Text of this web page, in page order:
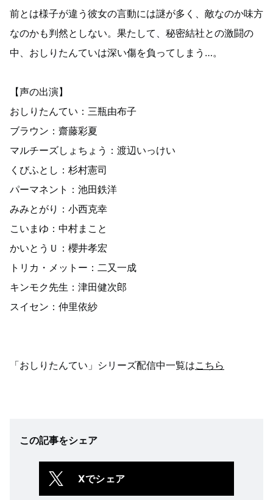
前とは様子が違う彼女の言動には謎が多く、敵なのか味方
なのかも判然としない。果たして、秘密結社との激闘の
中、おしりたんていは深い傷を負ってしまう…。
【声の出演】
おしりたんてい：三瓶由布子
ブラウン：齋藤彩夏
マルチーズしょちょう：渡辺いっけい
くびふとし：杉村憲司
パーマネント：池田鉄洋
みみとがり：小西克幸
こいまゆ：中村まこと
かいとうＵ：櫻井孝宏
トリカ・メットー：二又一成
キンモク先生：津田健次郎
スイセン：仲里依紗
「おしりたんてい」シリーズ配信中一覧はこちら
この記事をシェア
Xでシェア